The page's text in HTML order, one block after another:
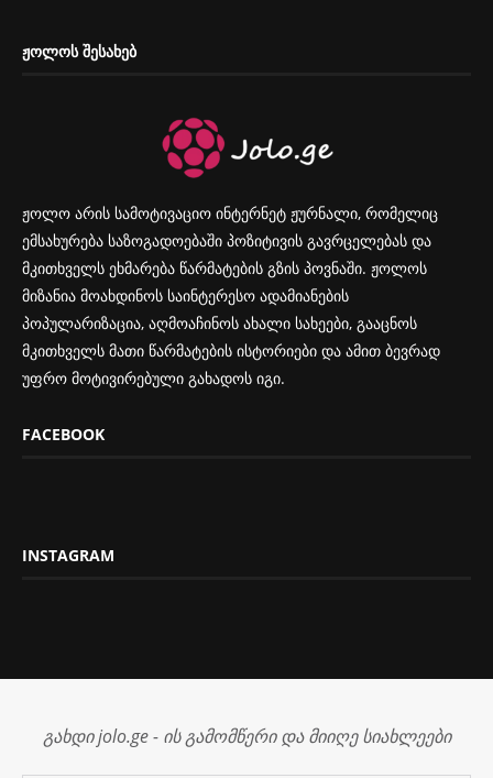
ᲟᲝᲚᲝᲡ ᲨᲔᲡᲐᲮᲔᲑ
ჟოლო არის სამოტივაციო ინტერნეტ ჟურნალი, რომელიც
ემსახურება საზოგადოებაში პოზიტივის გავრცელებას და
მკითხველს ეხმარება წარმატების გზის პოვნაში. ჟოლოს
მიზანია მოახდინოს საინტერესო ადამიანების
პოპულარიზაცია, აღმოაჩინოს ახალი სახეები, გააცნოს
მკითხველს მათი წარმატების ისტორიები და ამით ბევრად
უფრო მოტივირებული გახადოს იგი.
FACEBOOK
INSTAGRAM
გახდი jolo.ge - ის გამომწერი და მიიღე სიახლეები